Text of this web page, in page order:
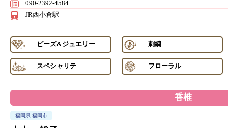
090-2392-4584
JR西小倉駅
ビーズ&ジュエリー 刺繍
スペシャリテ フローラル
香椎
福岡県 福岡市